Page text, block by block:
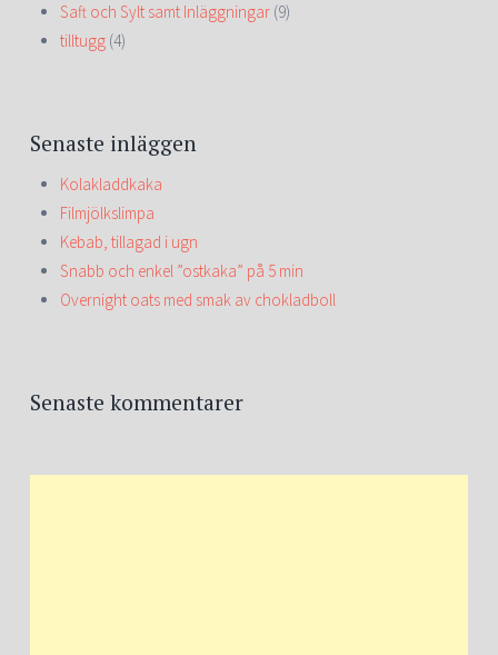
Saft och Sylt samt Inläggningar (9)
tilltugg (4)
Senaste inläggen
Kolakladdkaka
Filmjölkslimpa
Kebab, tillagad i ugn
Snabb och enkel ”ostkaka” på 5 min
Overnight oats med smak av chokladboll
Senaste kommentarer